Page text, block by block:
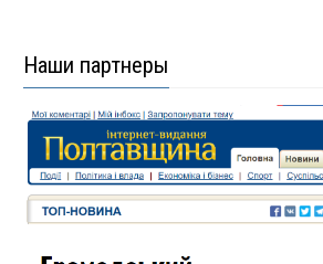
Наши партнеры